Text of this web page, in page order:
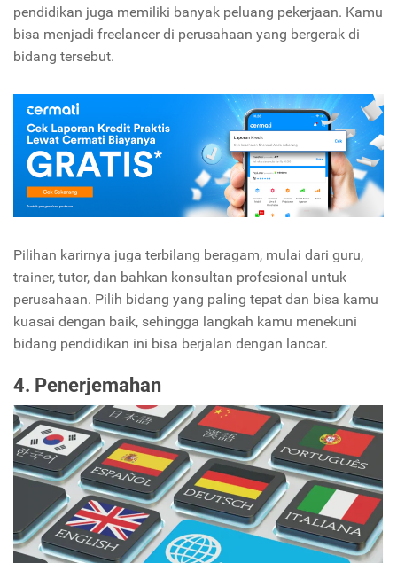
pendidikan juga memiliki banyak peluang pekerjaan. Kamu
bisa menjadi freelancer di perusahaan yang bergerak di
bidang tersebut.
Pilihan karirnya juga terbilang beragam, mulai dari guru,
trainer, tutor, dan bahkan konsultan profesional untuk
perusahaan. Pilih bidang yang paling tepat dan bisa kamu
kuasai dengan baik, sehingga langkah kamu menekuni
bidang pendidikan ini bisa berjalan dengan lancar.
4. Penerjemahan